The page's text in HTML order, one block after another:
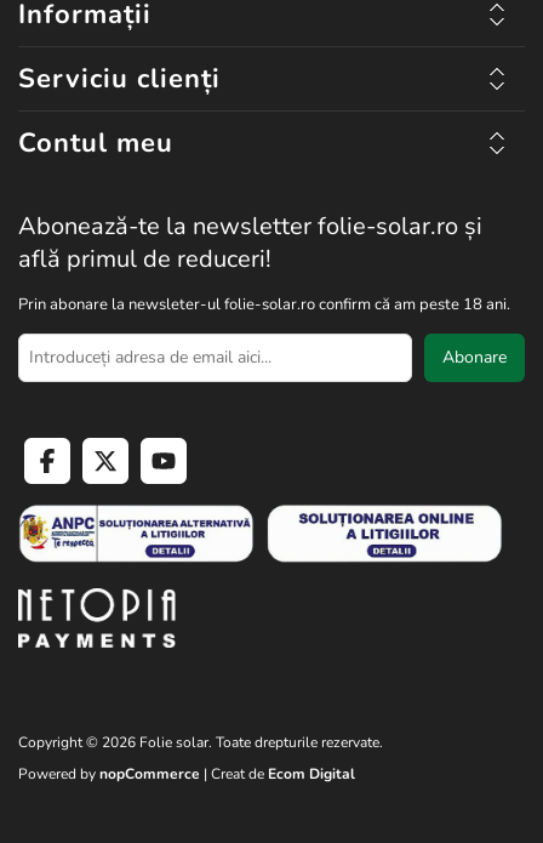
Informații
Serviciu clienți
Contul meu
Abonează-te la newsletter folie-solar.ro și
află primul de reduceri!
Prin abonare la newsleter-ul folie-solar.ro confirm că am peste 18 ani.
Abonare
Copyright © 2026 Folie solar. Toate drepturile rezervate.
Powered bynopCommerce | Creat de Ecom Digital